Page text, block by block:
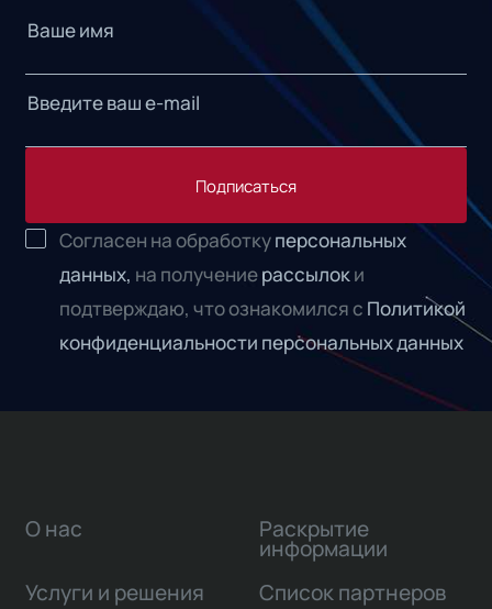
Подписаться
Согласен на обработкуперсональных
данных, на получениерассылоки
подтверждаю, что ознакомился с Политикой
конфиденциальности персональных данных
О нас
Услуги и решения
Раскрытие
информации
Список партнеров